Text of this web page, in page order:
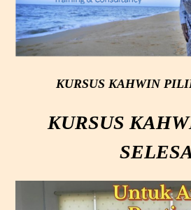
KURSUS KAHWIN
KURSUS